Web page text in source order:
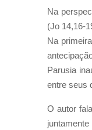
Na
(Jo 14,16-
Na
Parusia
entre seus
O autor